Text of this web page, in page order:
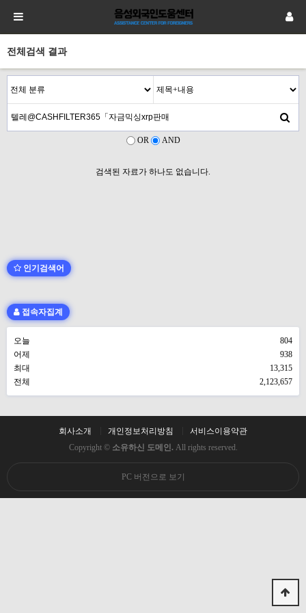
전체검색 결과
OR AND
검색된 자료가 하나도 없습니다.
인기검색어
접속자집계
오늘
804
어제
938
최대
13,315
전체
2,123,657
회사소개 개인정보처리방침
서비스이용약관
Copyright © 소유하신 도메인. All rights reserved.
PC 버전으로 보기